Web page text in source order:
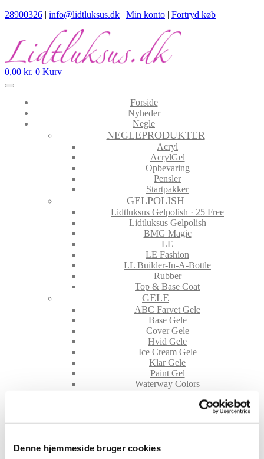
Denne hjemmeside bruger cookies
28900326 | info@lidtluksus.dk | Min konto | Fortryd køb
0,00 kr. 0 Kurv
Forside
Nyheder
Negle
NEGLEPRODUKTER
Acryl
AcrylGel
Opbevaring
Pensler
Startpakker
GELPOLISH
Lidtluksus Gelpolish · 25 Free
Lidtluksus Gelpolish
BMG Magic
LE
LE Fashion
LL Builder-In-A-Bottle
Rubber
Top & Base Coat
GELE
ABC Farvet Gele
Base Gele
Cover Gele
Hvid Gele
Ice Cream Gele
Klar Gele
Paint Gel
Waterway Colors
Maskiner og tilbehør